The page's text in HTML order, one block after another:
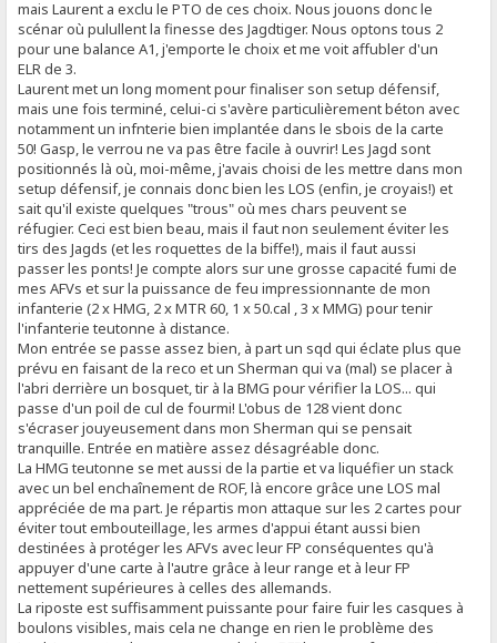
mais Laurent a exclu le PTO de ces choix. Nous jouons donc le
scénar où pulullent la finesse des Jagdtiger. Nous optons tous 2
pour une balance A1, j'emporte le choix et me voit affubler d'un
ELR de 3.
Laurent met un long moment pour finaliser son setup défensif,
mais une fois terminé, celui-ci s'avère particulièrement béton avec
notamment un infnterie bien implantée dans le sbois de la carte
50! Gasp, le verrou ne va pas être facile à ouvrir! Les Jagd sont
positionnés là où, moi-même, j'avais choisi de les mettre dans mon
setup défensif, je connais donc bien les LOS (enfin, je croyais!) et
sait qu'il existe quelques "trous" où mes chars peuvent se
réfugier. Ceci est bien beau, mais il faut non seulement éviter les
tirs des Jagds (et les roquettes de la biffe!), mais il faut aussi
passer les ponts! Je compte alors sur une grosse capacité fumi de
mes AFVs et sur la puissance de feu impressionnante de mon
infanterie (2 x HMG, 2 x MTR 60, 1 x 50.cal , 3 x MMG) pour tenir
l'infanterie teutonne à distance.
Mon entrée se passe assez bien, à part un sqd qui éclate plus que
prévu en faisant de la reco et un Sherman qui va (mal) se placer à
l'abri derrière un bosquet, tir à la BMG pour vérifier la LOS... qui
passe d'un poil de cul de fourmi! L'obus de 128 vient donc
s'écraser jouyeusement dans mon Sherman qui se pensait
tranquille. Entrée en matière assez désagréable donc.
La HMG teutonne se met aussi de la partie et va liquéfier un stack
avec un bel enchaînement de ROF, là encore grâce une LOS mal
appréciée de ma part. Je répartis mon attaque sur les 2 cartes pour
éviter tout embouteillage, les armes d'appui étant aussi bien
destinées à protéger les AFVs avec leur FP conséquentes qu'à
appuyer d'une carte à l'autre grâce à leur range et à leur FP
nettement supérieures à celles des allemands.
La riposte est suffisamment puissante pour faire fuir les casques à
boulons visibles, mais cela ne change en rien le problème des